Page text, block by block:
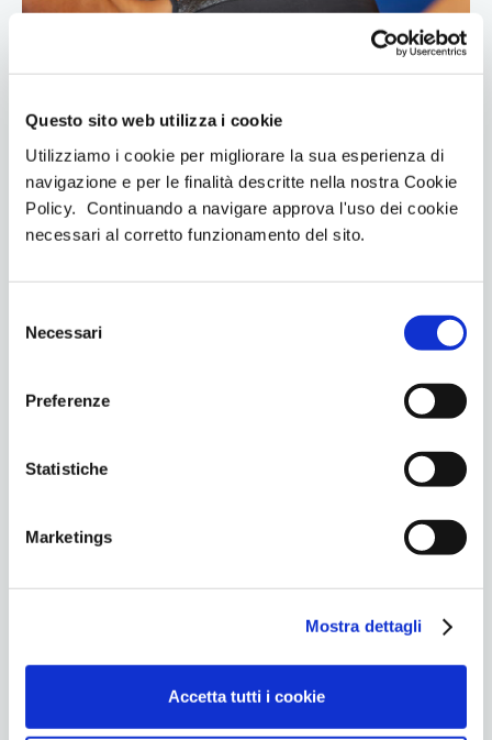
Questo sito web utilizza i cookie
Utilizziamo i cookie per migliorare la sua esperienza di
navigazione e per le finalità descritte nella nostra Cookie
Policy. Continuando a navigare approva l'uso dei cookie
necessari al corretto funzionamento del sito.
Necessari
Preferenze
Statistiche
Marketings
Mostra dettagli
Accetta tutti i cookie
Addominali scolpiti più velocemente: guida
completa
Iperhuman training 4 Giugno 2024 413 Views 0 Likes
Se desideri ottenere addominali scolpiti in modo più
strategie efficaci e testate per accelerare il tuo
percorso verso una pancia tonica e definita. Seguendo
i tuoi obiettivi di fitness. Alimentazione: la base per